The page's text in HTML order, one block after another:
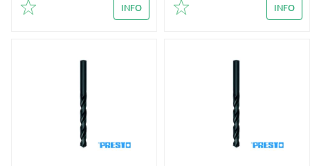
Lägg till i favoriter
INFO
Lägg till i favoriter
INFO